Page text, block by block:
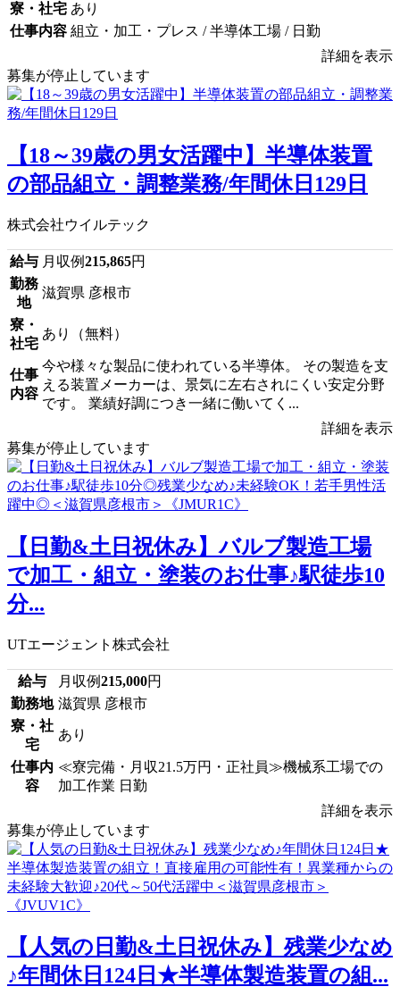
寮・社宅 あり
仕事内容 組立・加工・プレス / 半導体工場 / 日勤
詳細を表示
募集が停止しています
【18～39歳の男女活躍中】半導体装置
の部品組立・調整業務/年間休日129日
株式会社ウイルテック
給与 月収例215,865円
勤務
地
滋賀県 彦根市
寮・
社宅
あり（無料）
仕事
内容
今や様々な製品に使われている半導体。 その製造を支
える装置メーカーは、景気に左右されにくい安定分野
です。 業績好調につき一緒に働いてく...
詳細を表示
募集が停止しています
【日勤&土日祝休み】バルブ製造工場
で加工・組立・塗装のお仕事♪駅徒歩10
分...
UTエージェント株式会社
給与 月収例215,000円
勤務地 滋賀県 彦根市
寮・社
宅
あり
仕事内
容
≪寮完備・月収21.5万円・正社員≫機械系工場での
加工作業 日勤
詳細を表示
募集が停止しています
【人気の日勤&土日祝休み】残業少なめ
♪年間休日124日★半導体製造装置の組...